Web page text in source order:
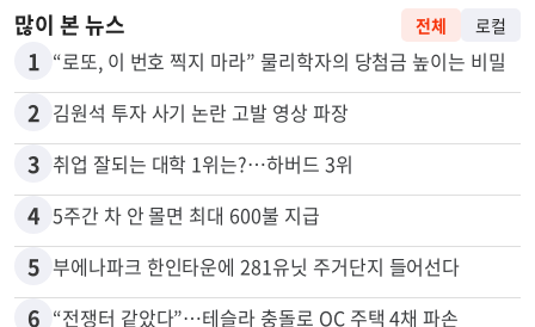
많이 본 뉴스
1 “로또, 이 번호 찍지 마라” 물리학자의 당첨금 높이는 비밀
2 김원석 투자 사기 논란 고발 영상 파장
3 취업 잘되는 대학 1위는?…하버드 3위
4 5주간 차 안 몰면 최대 600불 지급